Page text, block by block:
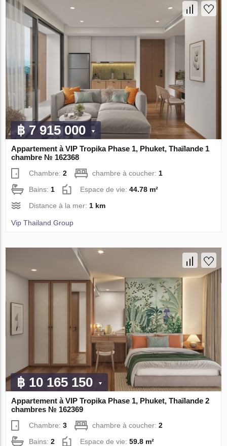
฿ 7 915 000
Appartement à VIP Tropika Phase 1, Phuket, Thaïlande 1
chambre № 162368
Chambre:2 chambre à coucher:1
Bains:1 Espace de vie:44.78 m²
Distance à la mer:1 km
Vip Thailand Group
฿ 10 165 150
Appartement à VIP Tropika Phase 1, Phuket, Thaïlande 2
chambres № 162369
Chambre:3 chambre à coucher:2
Bains:2 Espace de vie:59.8 m²